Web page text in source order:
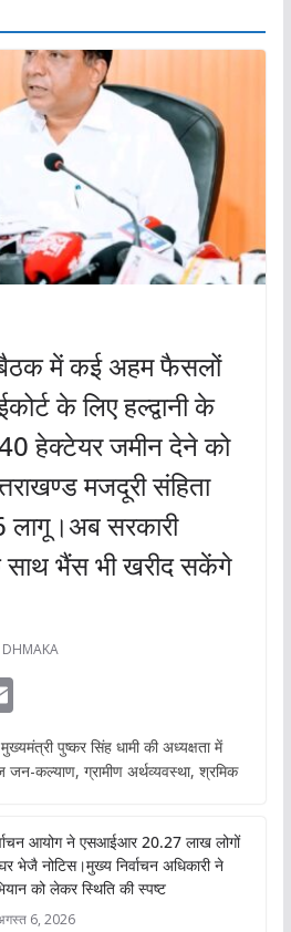
बैठक में कई अहम फैसलों
के लिए हल्द्वानी के
40 हेक्टेयर जमीन देने को
मजदूरी संहिता
लागू।अब सरकारी
भैंस भी खरीद सकेंगे
E
m
ai
पुष्कर सिंह धामी की अध्यक्षता में
कल्याण, ग्रामीण अर्थव्यवस्था, श्रमिक
आयोग ने एसआईआर 20.27 लाख लोगों
भेजै नोटिस।मुख्य निर्वाचन अधिकारी ने
को लेकर स्थिति की स्पष्ट
6, 2026